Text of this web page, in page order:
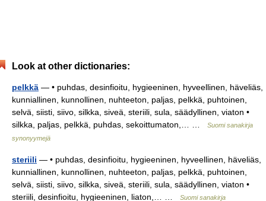
Look at other dictionaries:
pelkkä — • puhdas, desinfioitu, hygieeninen, hyveellinen, häveliäs,
kunniallinen, kunnollinen, nuhteeton, paljas, pelkkä, puhtoinen,
selvä, siisti, siivo, silkka, siveä, steriili, sula, säädyllinen, viaton •
silkka, paljas, pelkkä, puhdas, sekoittumaton,… …
Suomi sanakirja
synonyymejä
steriili — • puhdas, desinfioitu, hygieeninen, hyveellinen, häveliäs,
kunniallinen, kunnollinen, nuhteeton, paljas, pelkkä, puhtoinen,
selvä, siisti, siivo, silkka, siveä, steriili, sula, säädyllinen, viaton •
steriili, desinfioitu, hygieeninen, liaton,… …
Suomi sanakirja